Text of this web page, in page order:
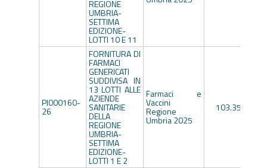
REGIONE
UMBRIA-
SETTIMA
EDIZIONE-
LOTTI 10 E 11
PI000160-
26
FORNITURA DI
FARMACI
GENERICATI
SUDDIVISA IN
13 LOTTI ALLE
AZIENDE
SANITARIE
DELLA
REGIONE
UMBRIA-
SETTIMA
EDIZIONE-
LOTTI 1 E 2
Farmaci e
Vaccini
Regione
Umbria 2025
103.359,55€